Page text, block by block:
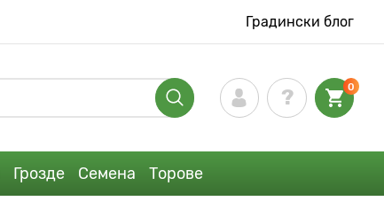
Градински блог
0
Грозде Семена Торове